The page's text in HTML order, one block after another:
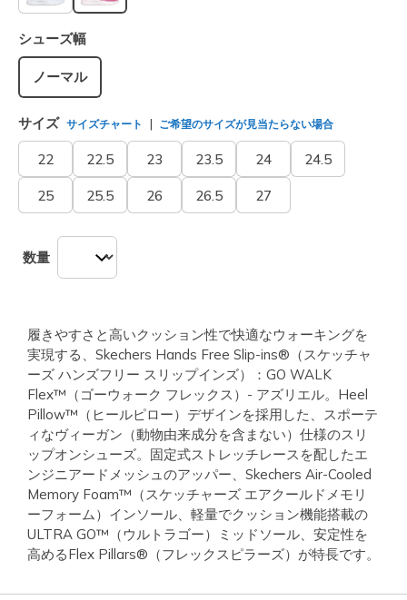
選択されました
シューズ幅
ノーマル
サイズ サイズチャート ご希望のサイズが見当たらない場合
22 22.5 23 23.5 24 24.5
25 25.5 26 26.5 27
数量
履きやすさと高いクッション性で快適なウォーキングを
実現する、Skechers Hands Free Slip-ins®（スケッチャ
ーズ ハンズフリー スリップインズ）：GO WALK
Flex™（ゴーウォーク フレックス）- アズリエル。Heel
Pillow™（ヒールピロー）デザインを採用した、スポーテ
ィなヴィーガン（動物由来成分を含まない）仕様のスリ
ップオンシューズ。固定式ストレッチレースを配したエ
ンジニアードメッシュのアッパー、Skechers Air-Cooled
Memory Foam™（スケッチャーズ エアクールドメモリ
ーフォーム）インソール、軽量でクッション機能搭載の
ULTRA GO™（ウルトラゴー）ミッドソール、安定性を
高めるFlex Pillars®（フレックスピラーズ）が特長です。